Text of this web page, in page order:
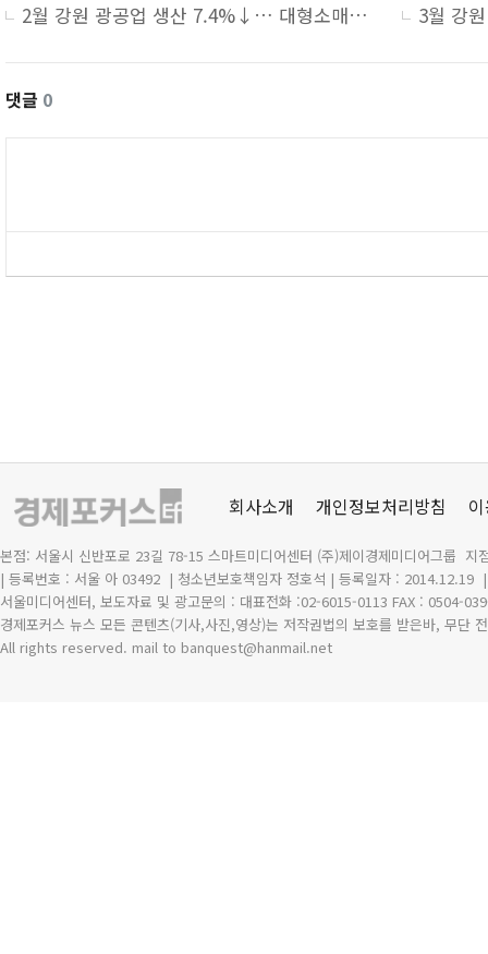
2월 강원 광공업 생산 7.4%↓… 대형소매점 9.8%↑·건설수주 725.7%↑
댓글 0
회사소개 개인정보처리방침
본점: 서울시 신반포로 23길 78-15 스마트미디어센터 (주)제이경제미디어그룹 지
| 등록번호 : 서울 아 03492 | 청소년보호책임자 정호석 | 등록일자 : 2014.12.19
서울미디어센터, 보도자료 및 광고문의 : 대표전화 :02-6015-0113 FAX : 0504-
경제포커스 뉴스 모든 콘텐츠(기사,사진,영상)는 저작권법의 보호를 받은바, 무단
All rights reserved. mail to banquest@hanmail.net